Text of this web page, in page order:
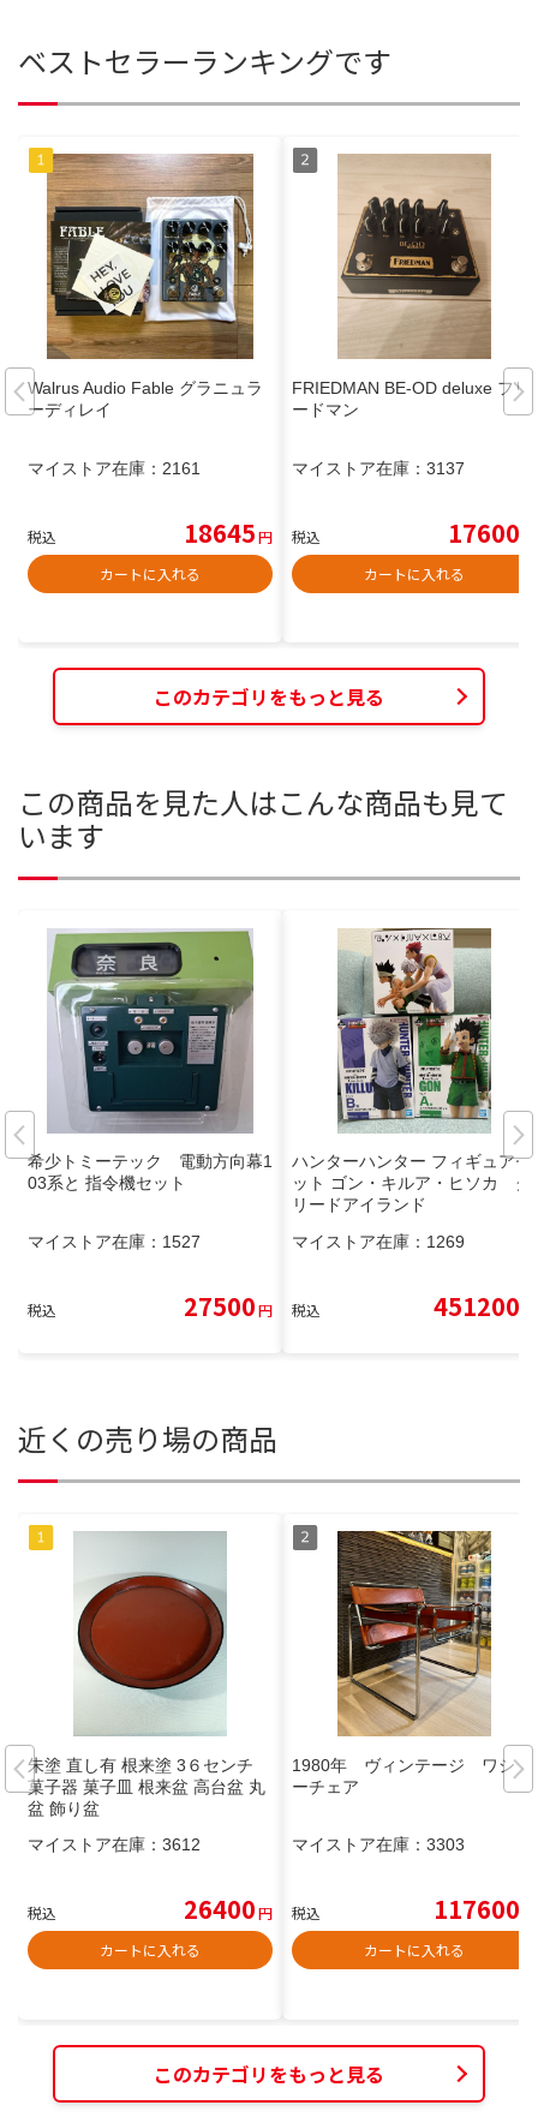
ベストセラーランキングです
Walrus Audio Fable グラニュラ
ーディレイ
マイストア在庫： 2161
税込 18645円
カートに入れる
FRIEDMAN BE-OD deluxe フリ
ードマン
マイストア在庫： 3137
税込 17600
カートに入れる
このカテゴリをもっと見る
この商品を見た人はこんな商品も見て
います
希少トミーテック 電動方向幕1
03系と 指令機セット
マイストア在庫： 1527
税込 27500円
ハンターハンター フィギュアセ
ット ゴン・キルア・ヒソカ グ
リードアイランド
マイストア在庫： 1269
税込 451200
近くの売り場の商品
朱塗 直し有 根来塗 3６センチ
菓子器 菓子皿 根来盆 高台盆 丸
盆 飾り盆
マイストア在庫： 3612
税込 26400円
カートに入れる
1980年 ヴィンテージ ワシリ
ーチェア
マイストア在庫： 3303
税込 117600
カートに入れる
このカテゴリをもっと見る